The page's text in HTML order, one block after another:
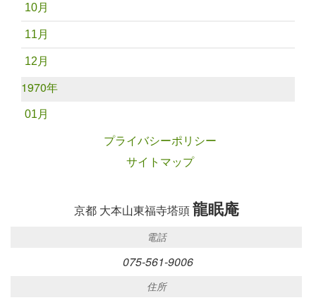
10月
11月
12月
1970年
01月
プライバシーポリシー
サイトマップ
京都 大本山東福寺塔頭龍眠庵
電話
075-561-9006
住所